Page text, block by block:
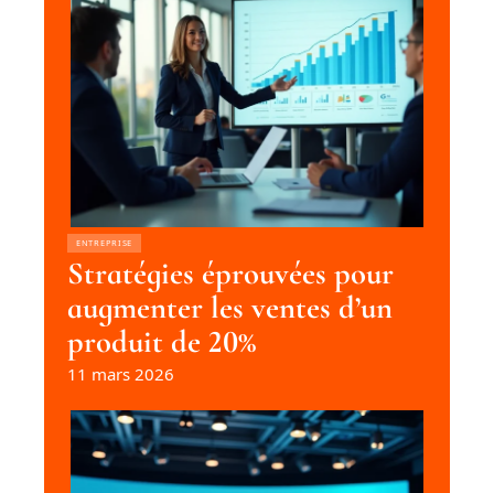
ENTREPRISE
Stratégies éprouvées pour
augmenter les ventes d’un
produit de 20%
11 mars 2026